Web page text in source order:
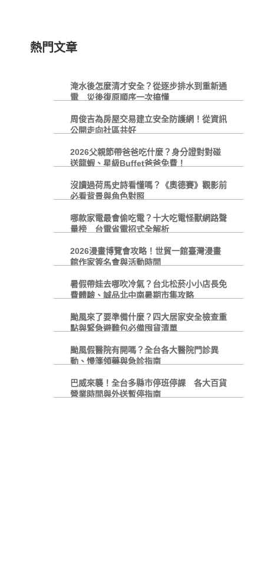
熱門文章
淹水後怎麼清才安全？從逐步排水到重新通
電 災後復原順序一次搞懂
周俊吉為房屋交易建立安全防護網！從資訊
公開走向社區共好
2026父親節帶爸爸吃什麼？身分證對對碰
送龍蝦、星級Buffet爸爸免費！
沒讀過荷馬史詩看懂嗎？《奧德賽》觀影前
必看背景與角色對照
哪款家電最會偷吃電？十大吃電怪獸網路聲
量榜 台電省電招式全解析
2026漫畫博覽會攻略！世貿一館臺灣漫畫
館作家簽名會與活動時間
暑假帶娃去哪吹冷氣？台北松菸小小店長免
費體驗、誠品北中南暑期市集攻略
颱風來了要準備什麼？四大居家安全檢查重
點與緊急避難包必備囤貨清單
颱風假醫院有開嗎？全台各大醫院門診異
動、慢箋領藥與急診指南
巴威來襲！全台多縣市停班停課 各大百貨
營業時間與外送暫停指南